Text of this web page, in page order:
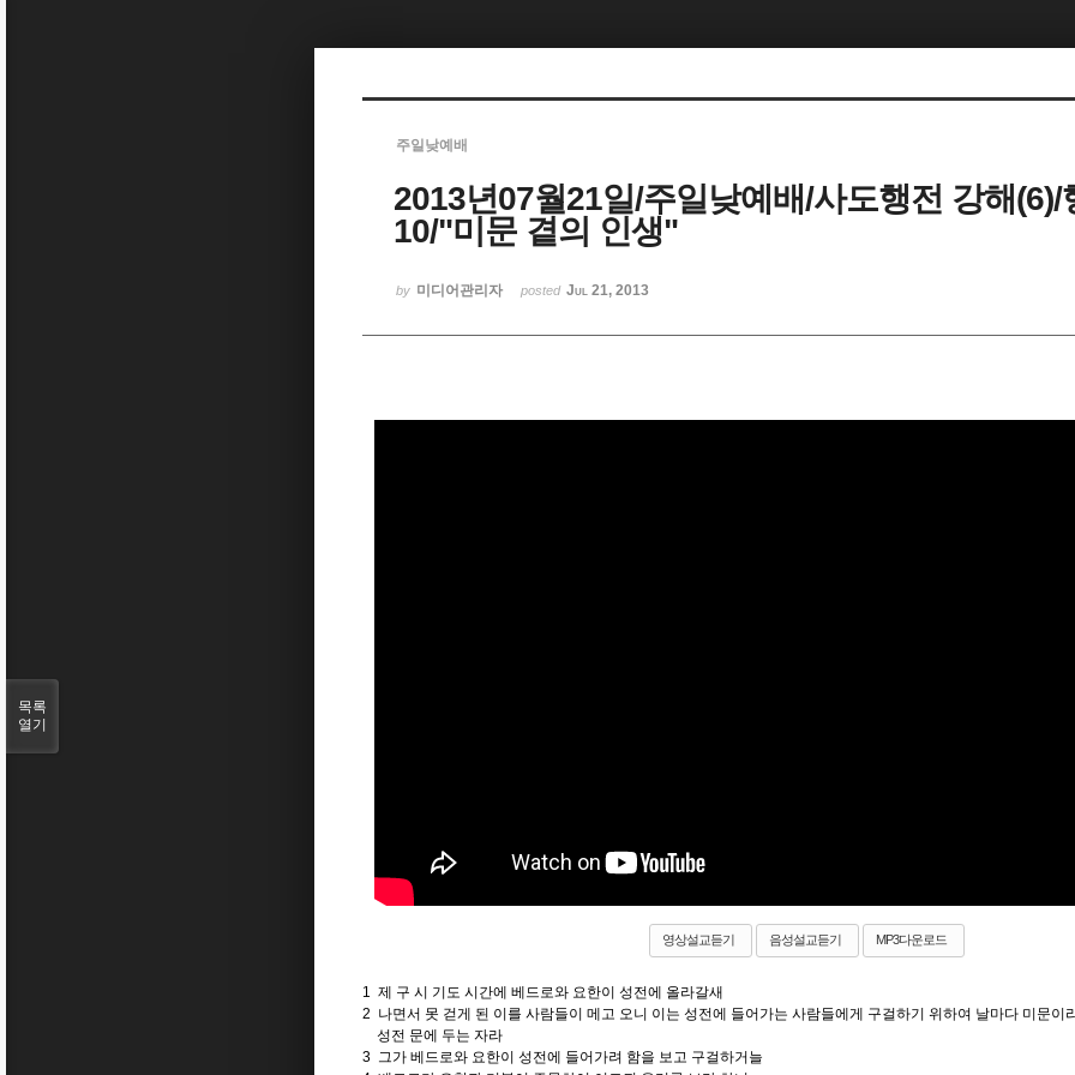
주일낮예배
2013년07월21일/주일낮예배/사도행전 강해(6)/
10/"미문 곁의 인생"
by 미디어관리자 posted Jul 21, 2013
영상설교듣기 음성설교듣기 MP3다운로드
1 제 구 시 기도 시간에 베드로와 요한이 성전에 올라갈새
2 나면서 못 걷게 된 이를 사람들이 메고 오니 이는 성전에 들어가는 사람들에게 구걸하기 위하여 날마다 미문이
성전 문에 두는 자라
3 그가 베드로와 요한이 성전에 들어가려 함을 보고 구걸하거늘
목록
열기
Sketchbook5, 스케치북5
Sketchbook5, 스케치북5